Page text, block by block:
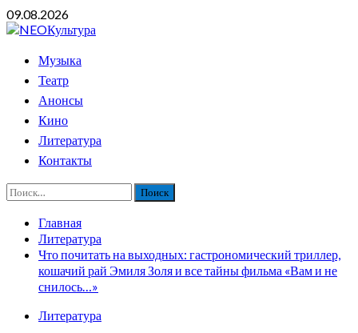
Перейти
к
09.08.2026
ОсновноеМузыка
Театр
Анонсы
Кино
Литература
Контакты
Найти:
Главная
Литература
Что почитать на выходных: гастрономический триллер,
кошачий рай Эмиля Золя и все тайны фильма «Вам и не
снилось…»
Литература